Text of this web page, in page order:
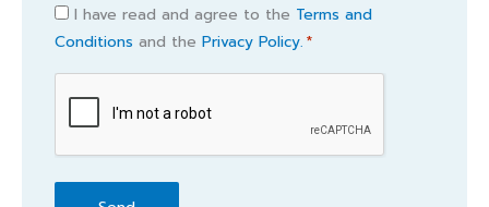
Consent
*
I have read and agree to the Terms and
Conditions and the Privacy Policy. *